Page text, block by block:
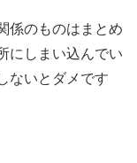
係のものはまとめ
にしまい込んでい
ないとダメです